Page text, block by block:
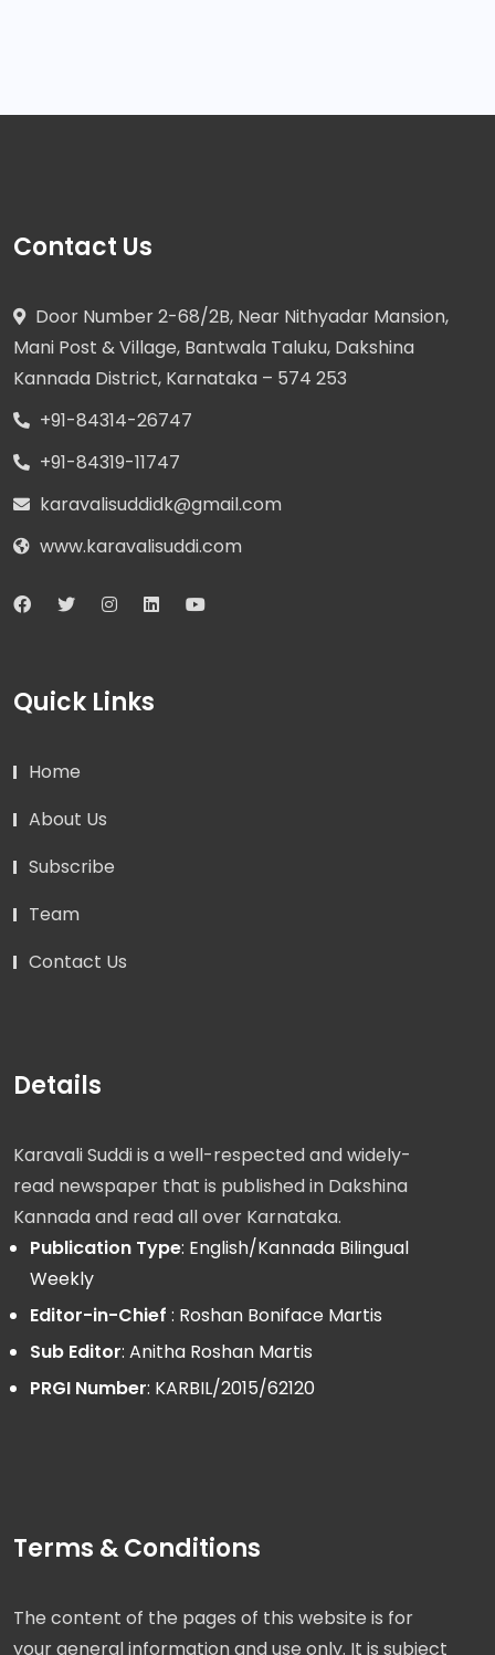
Contact Us
Door Number 2-68/2B, Near Nithyadar Mansion,
Mani Post & Village, Bantwala Taluku, Dakshina
Kannada District, Karnataka – 574 253
+91-84314-26747
+91-84319-11747
karavalisuddidk@gmail.com
www.karavalisuddi.com
Quick Links
Home
About Us
Subscribe
Team
Contact Us
Details
Karavali Suddi is a well-respected and widely-
read newspaper that is published in Dakshina
Kannada and read all over Karnataka.
Publication Type: English/Kannada Bilingual
Weekly
Editor-in-Chief : Roshan Boniface Martis
Sub Editor: Anitha Roshan Martis
PRGI Number: KARBIL/2015/62120
Terms & Conditions
The content of the pages of this website is for
your general information and use only. It is subject